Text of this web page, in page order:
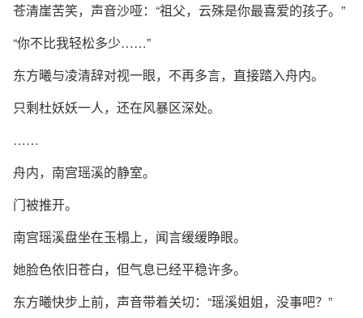
苍清崖苦笑，声音沙哑：“祖父，云殊是你最喜爱的孩子。”
“你不比我轻松多少……”
东方曦与凌清辞对视一眼，不再多言，直接踏入舟内。
只剩杜妖妖一人，还在风暴区深处。
……
舟内，南宫瑶溪的静室。
门被推开。
南宫瑶溪盘坐在玉榻上，闻言缓缓睁眼。
她脸色依旧苍白，但气息已经平稳许多。
东方曦快步上前，声音带着关切：“瑶溪姐姐，没事吧？”